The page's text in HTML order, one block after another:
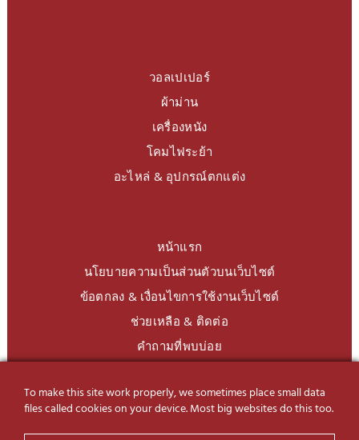
วอลเปเปอร์
ผ้าม่าน
เครื่องหนัง
โคมไฟระย้า
อะไหล่ & อุปกรณ์ตกแต่ง
หน้าแรก
นโยบายความเป็นส่วนตัวบนเว็บไซต์
ข้อตกลง & เงื่อนไขการใช้งานเว็บไซต์
ช่วยเหลือ & ติดต่อ
คำถามที่พบบ่อย
LINE Official@charoendecor
To make this site work properly, we sometimes place small data
files called cookies on your device. Most big websites do this too.